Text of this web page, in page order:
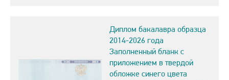
Диплом бакалавра образца
2014-2026 года
Заполненный бланк с
приложением в твердой
обложке синего цвета